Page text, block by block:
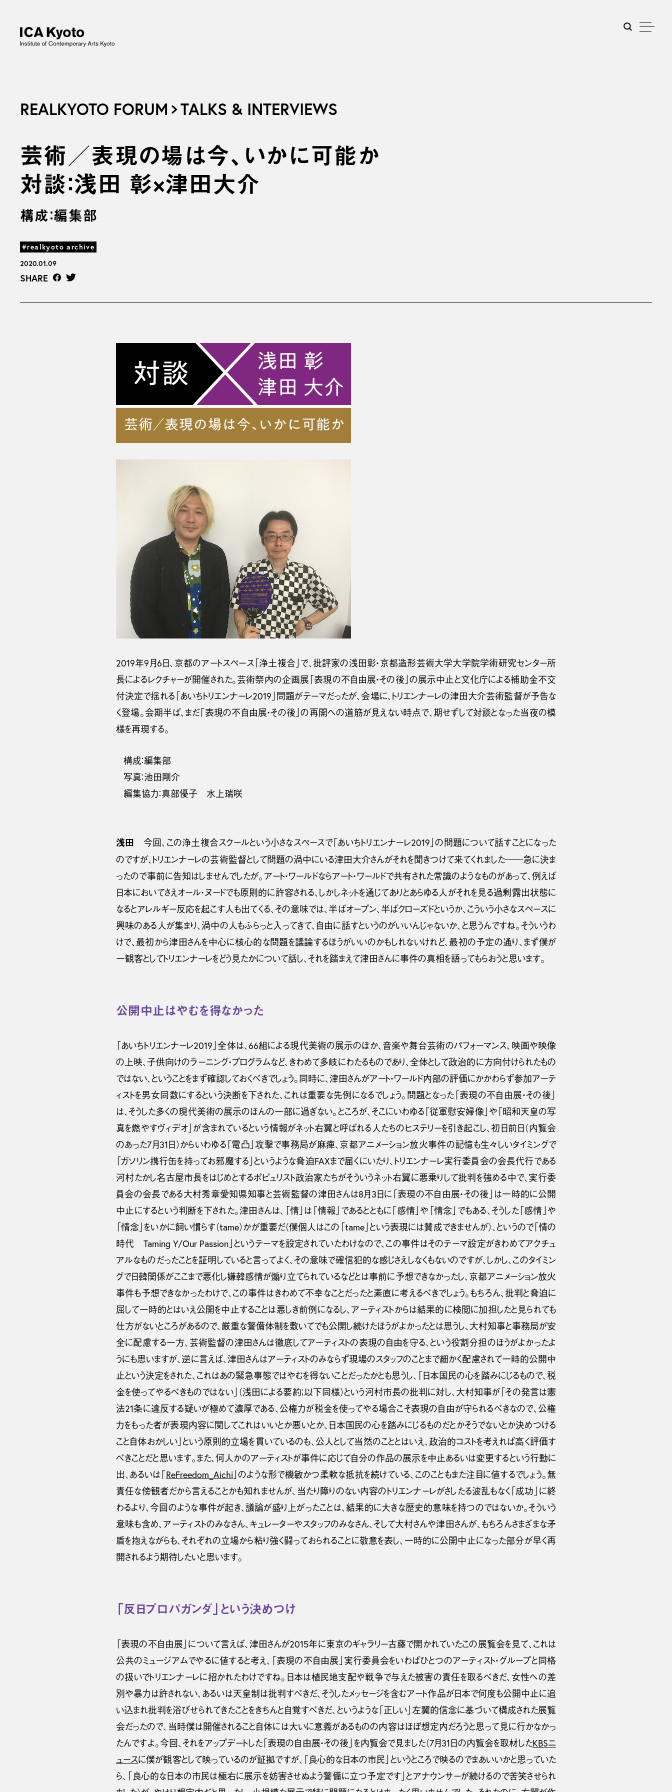
REALKYOTO FORUM TALKS & INTERVIEWS
芸術／表現の場は今、いかに可能か
対談：浅田 彰×津田大介
構成：編集部
#realkyoto archive
2020.01.09
SHARE
2019年9月6日、京都のアートスペース「浄土複合」で、批評家の浅田彰・京都造形芸術大学大学院学術研究センター所
長によるレクチャーが開催された。芸術祭内の企画展「表現の不自由展・その後」の展示中止と文化庁による補助金不交
付決定で揺れる「あいちトリエンナーレ2019」問題がテーマだったが、会場に、トリエンナーレの津田大介芸術監督が予告な
く登場。会期半ば、まだ「表現の不自由展・その後」の再開への道筋が見えない時点で、期せずして対談となった当夜の模
様を再現する。
構成：編集部
写真：池田剛介
編集協力：真部優子 水上瑞咲
浅田 今回、この浄土複合スクールという小さなスペースで「あいちトリエンナーレ2019」の問題について話すことになった
のですが、トリエンナーレの芸術監督として問題の渦中にいる津田大介さんがそれを聞きつけて来てくれました――急に決ま
ったので事前に告知はしませんでしたが。アート・ワールドならアート・ワールドで共有された常識のようなものがあって、例えば
日本においてさえオール・ヌードでも原則的に許容される、しかしネットを通じてありとあらゆる人がそれを見る過剰露出状態に
なるとアレルギー反応を起こす人も出てくる、その意味では、半ばオープン、半ばクローズドというか、こういう小さなスペースに
興味のある人が集まり、渦中の人もふらっと入ってきて、自由に話すというのがいいんじゃないか、と思うんですね。そういうわ
けで、最初から津田さんを中心に核心的な問題を議論するほうがいいのかもしれないけれど、最初の予定の通り、まず僕が
一観客としてトリエンナーレをどう見たかについて話し、それを踏まえて津田さんに事件の真相を語ってもらおうと思います。
公開中止はやむを得なかった
「あいちトリエンナーレ2019」全体は、66組による現代美術の展示のほか、音楽や舞台芸術のパフォーマンス、映画や映像
の上映、子供向けのラーニング・プログラムなど、きわめて多岐にわたるものであり、全体として政治的に方向付けられたもの
ではない、ということをまず確認しておくべきでしょう。同時に、津田さんがアート・ワールド内部の評価にかかわらず参加アーテ
ィストを男女同数にするという決断を下された、これは重要な先例になるでしょう。問題となった「表現の不自由展・その後」
は、そうした多くの現代美術の展示のほんの一部に過ぎない。ところが、そこにいわゆる「従軍慰安婦像」や「昭和天皇の写
真を燃やすヴィデオ」が含まれているという情報がネット右翼と呼ばれる人たちのヒステリーを引き起こし、初日前日（内覧会
のあった7月31日）からいわゆる「電凸」攻撃で事務局が麻痺、京都アニメーション放火事件の記憶も生々しいタイミングで
「ガソリン携行缶を持ってお邪魔する」というような脅迫FAXまで届くにいたり、トリエンナーレ実行委員会の会長代行である
河村たかし名古屋市長をはじめとするポピュリスト政治家たちがそういうネット右翼に悪乗りして批判を強める中で、実行委
員会の会長である大村秀章愛知県知事と芸術監督の津田さんは8月3日に「表現の不自由展・その後」は一時的に公開
中止にするという判断を下された。津田さんは、「情」は「情報」であるとともに「感情」や「情念」でもある、そうした「感情」や
「情念」をいかに飼い慣らす（tame）かが重要だ（僕個人はこの「tame」という表現には賛成できませんが）、というので「情の
時代 Taming Y/Our Passion」というテーマを設定されていたわけなので、この事件はそのテーマ設定がきわめてアクチュ
アルなものだったことを証明していると言ってよく、その意味で確信犯的な感じさえしなくもないのですが、しかし、このタイミン
グで日韓関係がここまで悪化し嫌韓感情が煽り立てられているなどとは事前に予想できなかったし、京都アニメーション放火
事件も予想できなかったわけで、この事件はきわめて不幸なことだったと素直に考えるべきでしょう。もちろん、批判と脅迫に
屈して一時的とはいえ公開を中止することは悪しき前例になるし、アーティストからは結果的に検閲に加担したと見られても
仕方がないところがあるので、厳重な警備体制を敷いてでも公開し続けたほうがよかったとは思うし、大村知事と事務局が安
全に配慮する一方、芸術監督の津田さんは徹底してアーティストの表現の自由を守る、という役割分担のほうがよかったよ
うにも思いますが、逆に言えば、津田さんはアーティストのみならず現場のスタッフのことまで細かく配慮されて一時的公開中
止という決定をされた、これはあの緊急事態ではやむを得ないことだったかとも思うし、「日本国民の心を踏みにじるもので、税
金を使ってやるべきものではない」（浅田による要約；以下同様）という河村市長の批判に対し、大村知事が「その発言は憲
法21条に違反する疑いが極めて濃厚である、公権力が税金を使ってやる場合こそ表現の自由が守られるべきなので、公権
力をもった者が表現内容に関してこれはいいとか悪いとか、日本国民の心を踏みにじるものだとかそうでないとか決めつける
こと自体おかしい」という原則的立場を貫いているのも、公人として当然のこととはいえ、政治的コストを考えれば高く評価す
べきことだと思います。また、何人かのアーティストが事件に応じて自分の作品の展示を中止あるいは変更するという行動に
出、あるいは「 ReFreedom_Aichi 」のような形で機敏かつ柔軟な抵抗を続けている、このこともまた注目に値するでしょう。無
責任な傍観者だから言えることかも知れませんが、当たり障りのない内容のトリエンナーレがさしたる波乱もなく「成功」に終
わるより、今回のような事件が起き、議論が盛り上がったことは、結果的に大きな歴史的意味を持つのではないか。そういう
意味も含め、アーティストのみなさん、キュレーターやスタッフのみなさん、そして大村さんや津田さんが、もちろんさまざまな矛
盾を抱えながらも、それぞれの立場から粘り強く闘っておられることに敬意を表し、一時的に公開中止になった部分が早く再
開されるよう期待したいと思います。
「反日プロパガンダ」という決めつけ
「表現の不自由展」について言えば、津田さんが2015年に東京のギャラリー古藤で開かれていたこの展覧会を見て、これは
公共のミュージアムでやるに値すると考え、「表現の不自由展」実行委員会をいわばひとつのアーティスト・グループと同格
の扱いでトリエンナーレに招かれたわけですね。日本は植民地支配や戦争で与えた被害の責任を取るべきだ、女性への差
別や暴力は許されない、あるいは天皇制は批判すべきだ、そうしたメッセージを含むアート作品が日本で何度も公開中止に追
い込まれ批判を浴びせられてきたことをきちんと自覚すべきだ、というような「正しい」左翼的信念に基づいて構成された展覧
会だったので、当時僕は開催されること自体には大いに意義があるものの内容はほぼ想定内だろうと思って見に行かなかっ
たんですよ。今回、それをアップデートした「表現の自由展・その後」を内覧会で見ました（7月31日の内覧会を取材したKBSニ
ュースに僕が観客として映っているのが証拠ですが、「良心的な日本の市民」というところで映るのでまあいいかと思っていた
ら、「良心的な日本の市民は極右に展示を妨害させぬよう警備に立つ予定です」とアナウンサーが続けるので苦笑させられ